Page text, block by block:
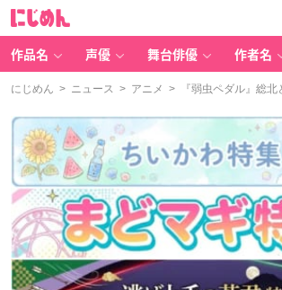
作品名 声優 舞台俳優 作者名
にじめん > ニュース > アニメ > 『弱虫ペダル』総北